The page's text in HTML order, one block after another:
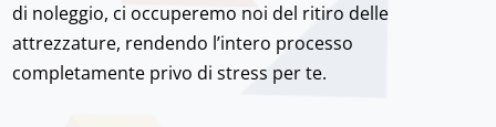
di noleggio, ci occuperemo noi del ritiro delle
attrezzature, rendendo l’intero processo
completamente privo di stress per te.